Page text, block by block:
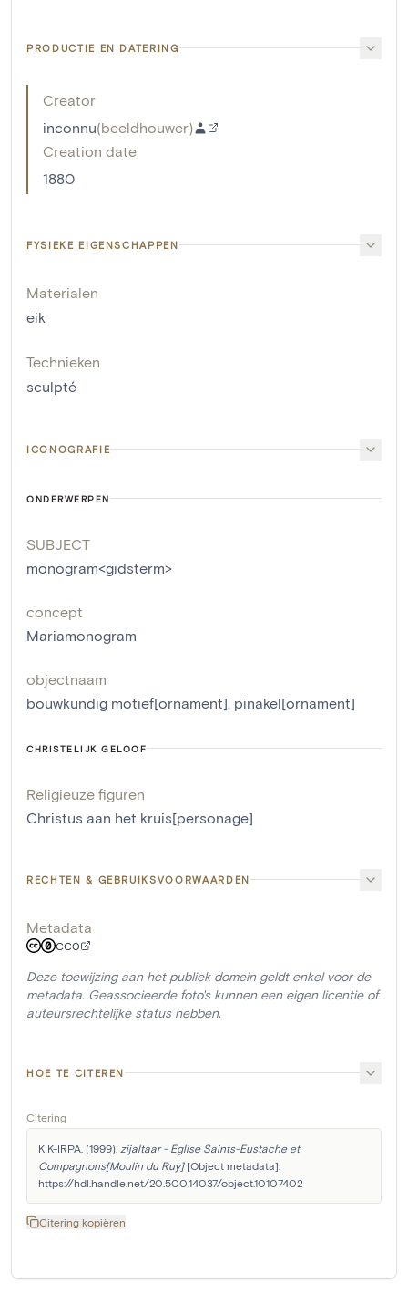
PRODUCTIE EN DATERING
Creator
inconnu(beeldhouwer)
Creation date
1880
FYSIEKE EIGENSCHAPPEN
Materialen
eik
Technieken
sculpté
ICONOGRAFIE
ONDERWERPEN
SUBJECT
monogram<gidsterm>
concept
Mariamonogram
objectnaam
bouwkundig motief[ornament] pinakel[ornament]
CHRISTELIJK GELOOF
Religieuze figuren
Christus aan het kruis[personage]
RECHTEN & GEBRUIKSVOORWAARDEN
Metadata
CC0
Deze toewijzing aan het publiek domein geldt enkel voor de
metadata. Geassocieerde foto's kunnen een eigen licentie of
auteursrechtelijke status hebben.
HOE TE CITEREN
Citering
KIK-IRPA. (1999). zijaltaar - Eglise Saints-Eustache et
Compagnons[Moulin du Ruy] [Object metadata].
https://hdl.handle.net/20.500.14037/object.10107402
Citering kopiëren